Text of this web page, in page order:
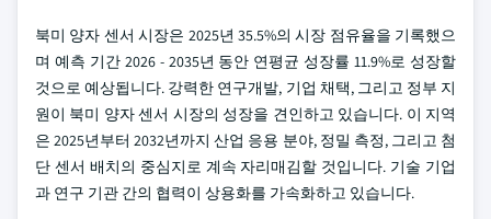
북미 양자 센서 시장은 2025년 35.5%의 시장 점유율을 기록했으
며 예측 기간 2026 - 2035년 동안 연평균 성장률 11.9%로 성장할
것으로 예상됩니다. 강력한 연구개발, 기업 채택, 그리고 정부 지
원이 북미 양자 센서 시장의 성장을 견인하고 있습니다. 이 지역
은 2025년부터 2032년까지 산업 응용 분야, 정밀 측정, 그리고 첨
단 센서 배치의 중심지로 계속 자리매김할 것입니다. 기술 기업
과 연구 기관 간의 협력이 상용화를 가속화하고 있습니다.